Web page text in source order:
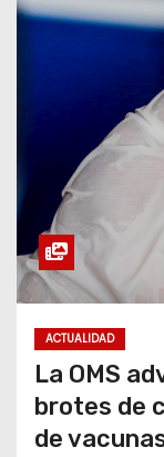
ACTUALIDAD
La OMS
brotes de
de